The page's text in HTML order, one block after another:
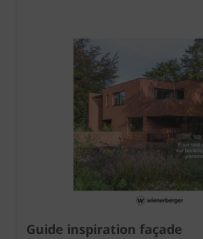
Guide inspiration façade